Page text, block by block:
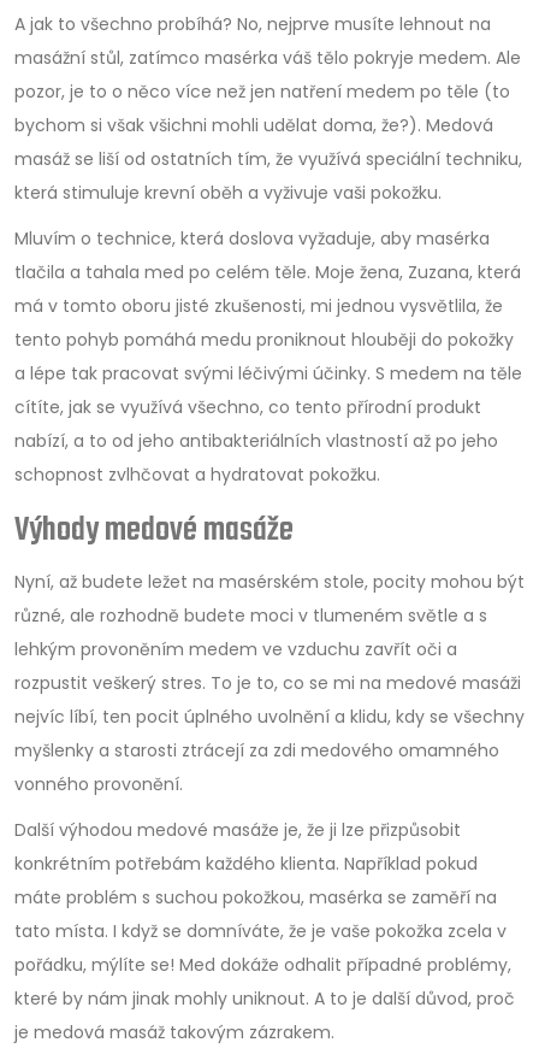
A jak to všechno probíhá? No, nejprve musíte lehnout na
masážní stůl, zatímco masérka váš tělo pokryje medem. Ale
pozor, je to o něco více než jen natření medem po těle (to
bychom si však všichni mohli udělat doma, že?). Medová
masáž se liší od ostatních tím, že využívá speciální techniku,
která stimuluje krevní oběh a vyživuje vaši pokožku.
Mluvím o technice, která doslova vyžaduje, aby masérka
tlačila a tahala med po celém těle. Moje žena, Zuzana, která
má v tomto oboru jisté zkušenosti, mi jednou vysvětlila, že
tento pohyb pomáhá medu proniknout hlouběji do pokožky
a lépe tak pracovat svými léčivými účinky. S medem na těle
cítíte, jak se využívá všechno, co tento přírodní produkt
nabízí, a to od jeho antibakteriálních vlastností až po jeho
schopnost zvlhčovat a hydratovat pokožku.
Výhody medové masáže
Nyní, až budete ležet na masérském stole, pocity mohou být
různé, ale rozhodně budete moci v tlumeném světle a s
lehkým provoněním medem ve vzduchu zavřít oči a
rozpustit veškerý stres. To je to, co se mi na medové masáži
nejvíc líbí, ten pocit úplného uvolnění a klidu, kdy se všechny
myšlenky a starosti ztrácejí za zdi medového omamného
vonného provonění.
Další výhodou medové masáže je, že ji lze přizpůsobit
konkrétním potřebám každého klienta. Například pokud
máte problém s suchou pokožkou, masérka se zaměří na
tato místa. I když se domníváte, že je vaše pokožka zcela v
pořádku, mýlíte se! Med dokáže odhalit případné problémy,
které by nám jinak mohly uniknout. A to je další důvod, proč
je medová masáž takovým zázrakem.